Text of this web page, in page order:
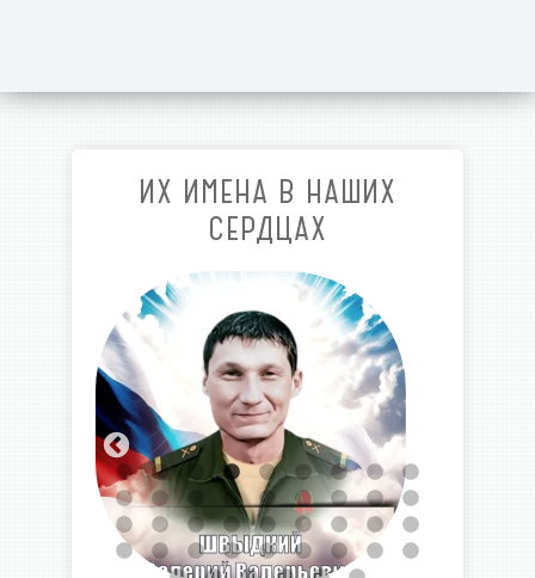
ИХ ИМЕНА В НАШИХ
СЕРДЦАХ